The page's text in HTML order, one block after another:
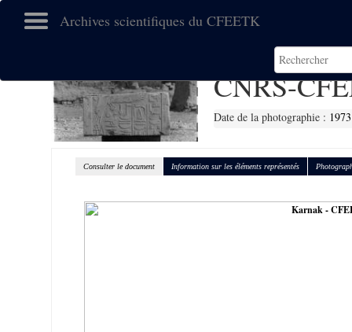
Archives scientifiques du CFEETK
CNRS-
Date de la photographie : 1973
Consulter le document Information sur les éléments représentés